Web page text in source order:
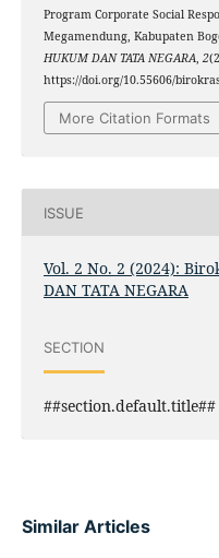
Program Corporate Social
Megamendung, Kabupaten
HUKUM DAN TATA NEGARA, 2
https://doi.org/10.55606/
More Citation Formats
ISSUE
Vol. 2 No. 2 (2024):
DAN TATA NEGARA
SECTION
##section.default.title##
Similar Articles